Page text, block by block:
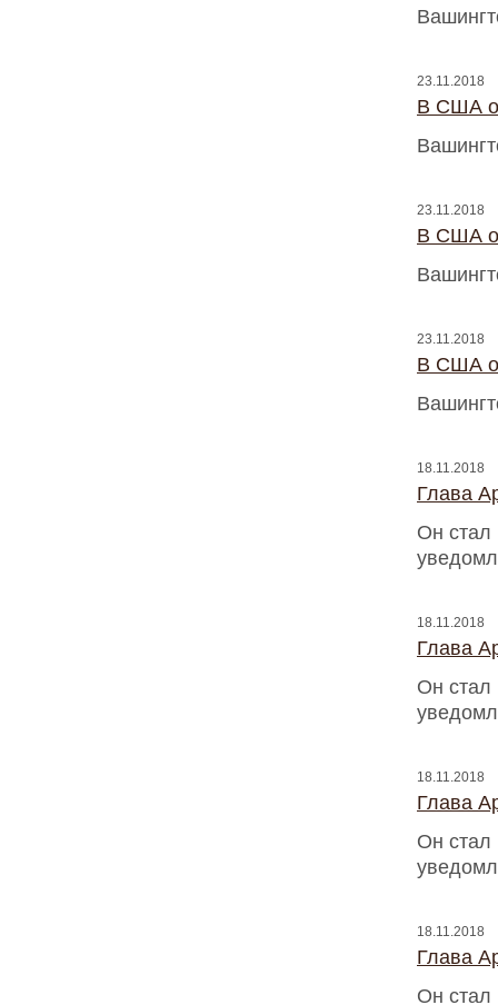
23.11.2018
В США
23.11.2018
В США
23.11.2018
В США
18.11.2018
Глава
Он стал
18.11.2018
Глава
Он стал
18.11.2018
Глава
Он стал
18.11.2018
Глава
Он стал